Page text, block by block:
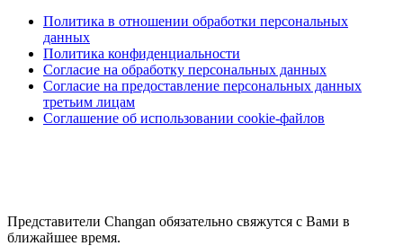
Политика в отношении обработки персональных
данных
Политика конфиденциальности
Согласие на обработку персональных данных
Согласие на предоставление персональных данных
третьим лицам
Соглашение об использовании cookie-файлов
Представители Changan обязательно свяжутся с Вами в
ближайшее время.